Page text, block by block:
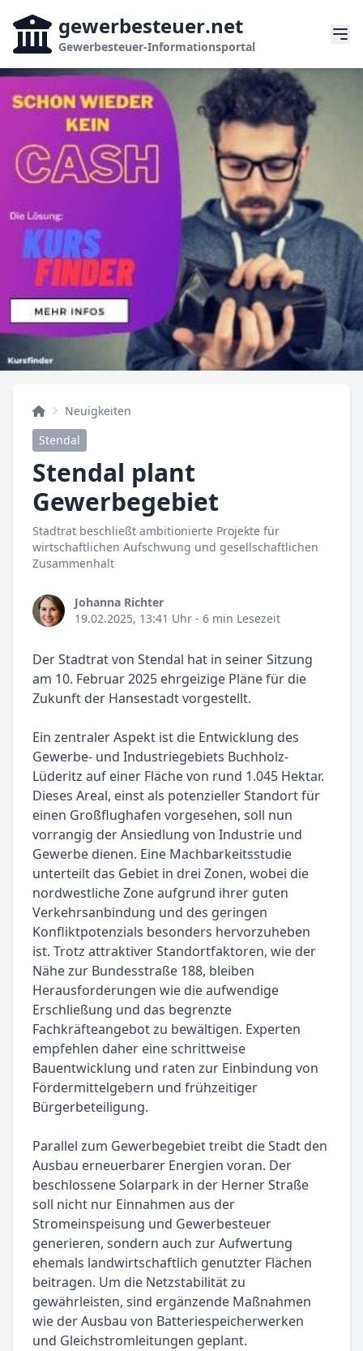
gewerbesteuer.net
Gewerbesteuer-Informationsportal
Neuigkeiten
Stendal
Stendal plant
Gewerbegebiet
Stadtrat beschließt ambitionierte Projekte für
wirtschaftlichen Aufschwung und gesellschaftlichen
Zusammenhalt
Johanna Richter
19.02.2025, 13:41 Uhr - 6 min Lesezeit
Der Stadtrat von Stendal hat in seiner Sitzung
am 10. Februar 2025 ehrgeizige Pläne für die
Zukunft der Hansestadt vorgestellt.
Ein zentraler Aspekt ist die Entwicklung des
Gewerbe- und Industriegebiets Buchholz-
Lüderitz auf einer Fläche von rund 1.045 Hektar.
Dieses Areal, einst als potenzieller Standort für
einen Großflughafen vorgesehen, soll nun
vorrangig der Ansiedlung von Industrie und
Gewerbe dienen. Eine Machbarkeitsstudie
unterteilt das Gebiet in drei Zonen, wobei die
nordwestliche Zone aufgrund ihrer guten
Verkehrsanbindung und des geringen
Konfliktpotenzials besonders hervorzuheben
ist. Trotz attraktiver Standortfaktoren, wie der
Nähe zur Bundesstraße 188, bleiben
Herausforderungen wie die aufwendige
Erschließung und das begrenzte
Fachkräfteangebot zu bewältigen. Experten
empfehlen daher eine schrittweise
Bauentwicklung und raten zur Einbindung von
Fördermittelgebern und frühzeitiger
Bürgerbeteiligung.
Parallel zum Gewerbegebiet treibt die Stadt den
Ausbau erneuerbarer Energien voran. Der
beschlossene Solarpark in der Herner Straße
soll nicht nur Einnahmen aus der
Stromeinspeisung und Gewerbesteuer
generieren, sondern auch zur Aufwertung
ehemals landwirtschaftlich genutzter Flächen
beitragen. Um die Netzstabilität zu
gewährleisten, sind ergänzende Maßnahmen
wie der Ausbau von Batteriespeicherwerken
und Gleichstromleitungen geplant.